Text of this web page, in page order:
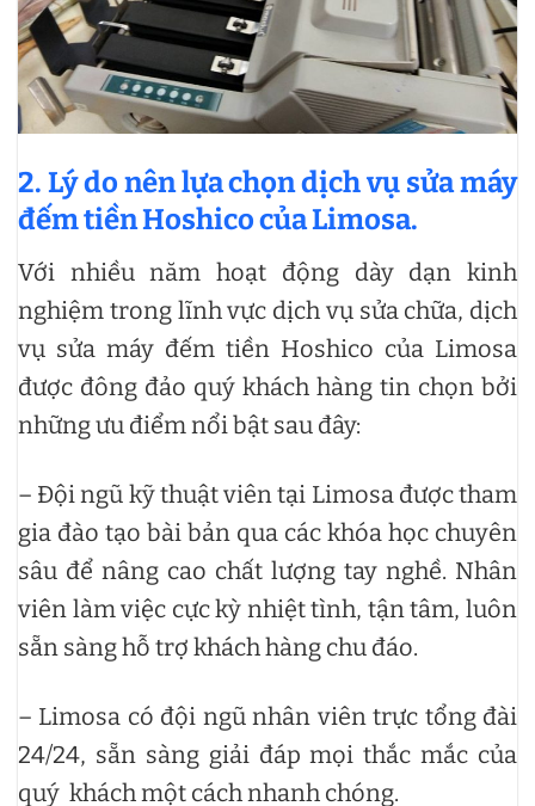
2. Lý do nên lựa chọn dịch vụ sửa máy
đếm tiền Hoshico của Limosa.
Với nhiều năm hoạt động dày dạn kinh
nghiệm trong lĩnh vực dịch vụ sửa chữa, dịch
vụ sửa máy đếm tiền Hoshico của Limosa
được đông đảo quý khách hàng tin chọn bởi
những ưu điểm nổi bật sau đây:
– Đội ngũ kỹ thuật viên tại Limosa được tham
gia đào tạo bài bản qua các khóa học chuyên
sâu để nâng cao chất lượng tay nghề. Nhân
viên làm việc cực kỳ nhiệt tình, tận tâm, luôn
sẵn sàng hỗ trợ khách hàng chu đáo.
– Limosa có đội ngũ nhân viên trực tổng đài
24/24, sẵn sàng giải đáp mọi thắc mắc của
quý khách một cách nhanh chóng.